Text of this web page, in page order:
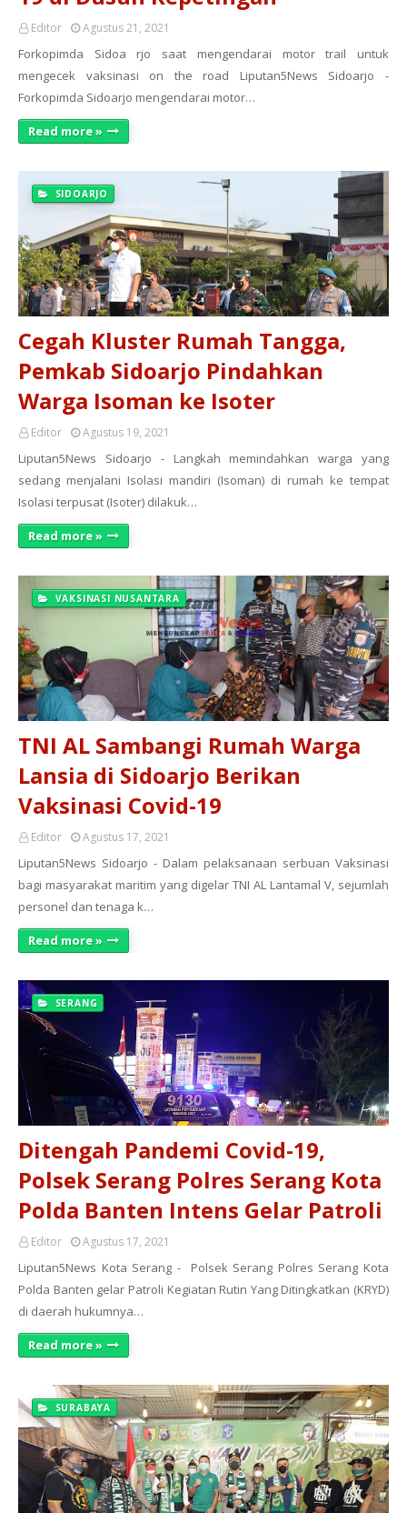
Editor Agustus 21, 2021
Forkopimda Sidoa rjo saat mengendarai motor trail untuk
mengecek vaksinasi on the road Liputan5News Sidoarjo -
Forkopimda Sidoarjo mengendarai motor…
Read more »
SIDOARJO
Cegah Kluster Rumah Tangga,
Pemkab Sidoarjo Pindahkan
Warga Isoman ke Isoter
Editor Agustus 19, 2021
Liputan5News Sidoarjo - Langkah memindahkan warga yang
sedang menjalani Isolasi mandiri (Isoman) di rumah ke tempat
Isolasi terpusat (Isoter) dilakuk…
Read more »
VAKSINASI NUSANTARA
TNI AL Sambangi Rumah Warga
Lansia di Sidoarjo Berikan
Vaksinasi Covid-19
Editor Agustus 17, 2021
Liputan5News Sidoarjo - Dalam pelaksanaan serbuan Vaksinasi
bagi masyarakat maritim yang digelar TNI AL Lantamal V, sejumlah
personel dan tenaga k…
Read more »
SERANG
Ditengah Pandemi Covid-19,
Polsek Serang Polres Serang Kota
Polda Banten Intens Gelar Patroli
Editor Agustus 17, 2021
Liputan5News Kota Serang - Polsek Serang Polres Serang Kota
Polda Banten gelar Patroli Kegiatan Rutin Yang Ditingkatkan (KRYD)
di daerah hukumnya…
Read more »
SURABAYA